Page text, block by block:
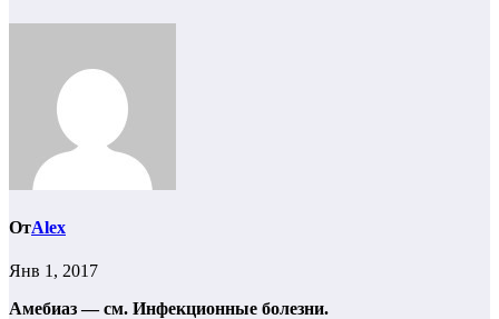
ОтAlex
Янв 1, 2017
Амебиаз— см. Инфекционные болезни.